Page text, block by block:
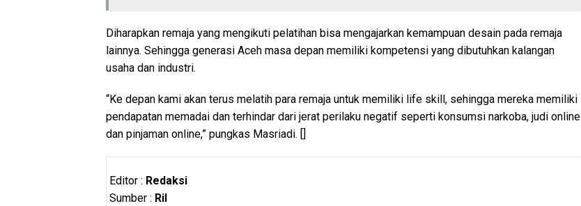
Diharapkan remaja yang mengikuti pelatihan bisa mengajarkan kemampuan desain pada remaja
lainnya. Sehingga generasi Aceh masa depan memiliki kompetensi yang dibutuhkan kalangan
usaha dan industri.
“Ke depan kami akan terus melatih para remaja untuk memiliki life skill, sehingga mereka memiliki
pendapatan memadai dan terhindar dari jerat perilaku negatif seperti konsumsi narkoba, judi online
dan pinjaman online,” pungkas Masriadi. []
Editor : Redaksi
Sumber : Ril